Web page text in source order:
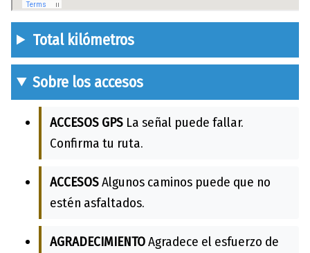
Total kilómetros
Sobre los accesos
ACCESOS GPS La señal puede fallar.
Confirma tu ruta.
ACCESOSAlgunos caminos puede que no
estén asfaltados.
AGRADECIMIENTOAgradece el esfuerzo de